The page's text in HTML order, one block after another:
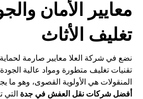
معايير الأمان
تغليف الأثاث
نضع في شركة العلا معايير صارمة
تقنيات تغليف متطورة ومواد عالية
المنقولات هي الأولوية القصوى، وهو
أفضل شركات نقل العفش في جدة